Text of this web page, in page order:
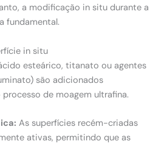
a modificação in situ durante a
fundamental.
in situ
esteárico, titanato ou agentes
são adicionados
de moagem ultrafina.
As superfícies recém-criadas
ativas, permitindo que as